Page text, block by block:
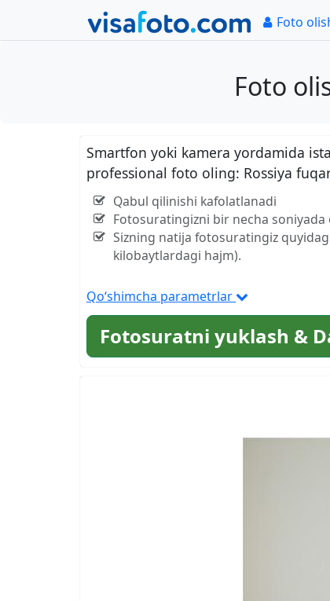
Foto
Foto
Smartfon yoki kamera yordamida
professional foto oling: Rossiya
Qabul qilinishi kafolatlanadi
Fotosuratingizni bir necha soniyada
Sizning natija fotosuratingiz
kilobaytlardagi hajm).
Qo‘shimcha parametrlar
Fotosuratni yuklash &